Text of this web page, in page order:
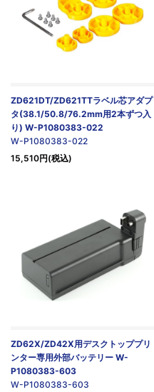
ZD621DT/ZD621TTラベル芯アダプ
タ(38.1/50.8/76.2mm用2本ずつ入
り) W-P1080383-022
W-P1080383-022
15,510円(税込)
ZD62X/ZD42X用デスクトッププリ
ンター専用外部バッテリー W-
P1080383-603
W-P1080383-603